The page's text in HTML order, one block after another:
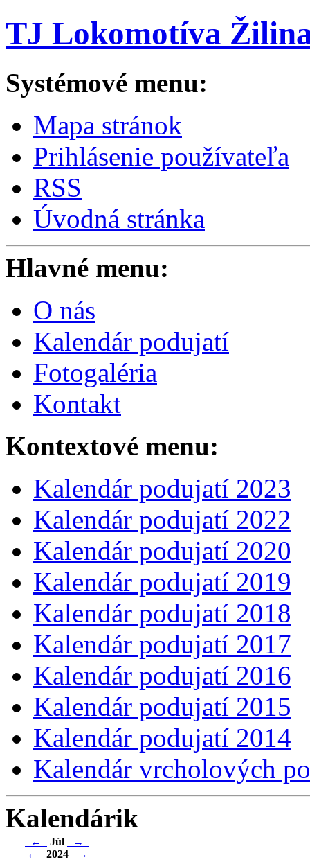
TJ Lokomotíva
Systémové menu:
Mapa stránok
Prihlásenie používateľa
RSS
Úvodná stránka
Hlavné menu:
O nás
Kalendár podujatí
Fotogaléria
Kontakt
Kontextové menu:
Kalendár podujatí 2023
Kalendár podujatí 2022
Kalendár podujatí 2020
Kalendár podujatí 2019
Kalendár podujatí 2018
Kalendár podujatí 2017
Kalendár podujatí 2016
Kalendár podujatí 2015
Kalendár podujatí 2014
Kalendár vrcholových
Kalendárik
← Júl
→
←
2024
→